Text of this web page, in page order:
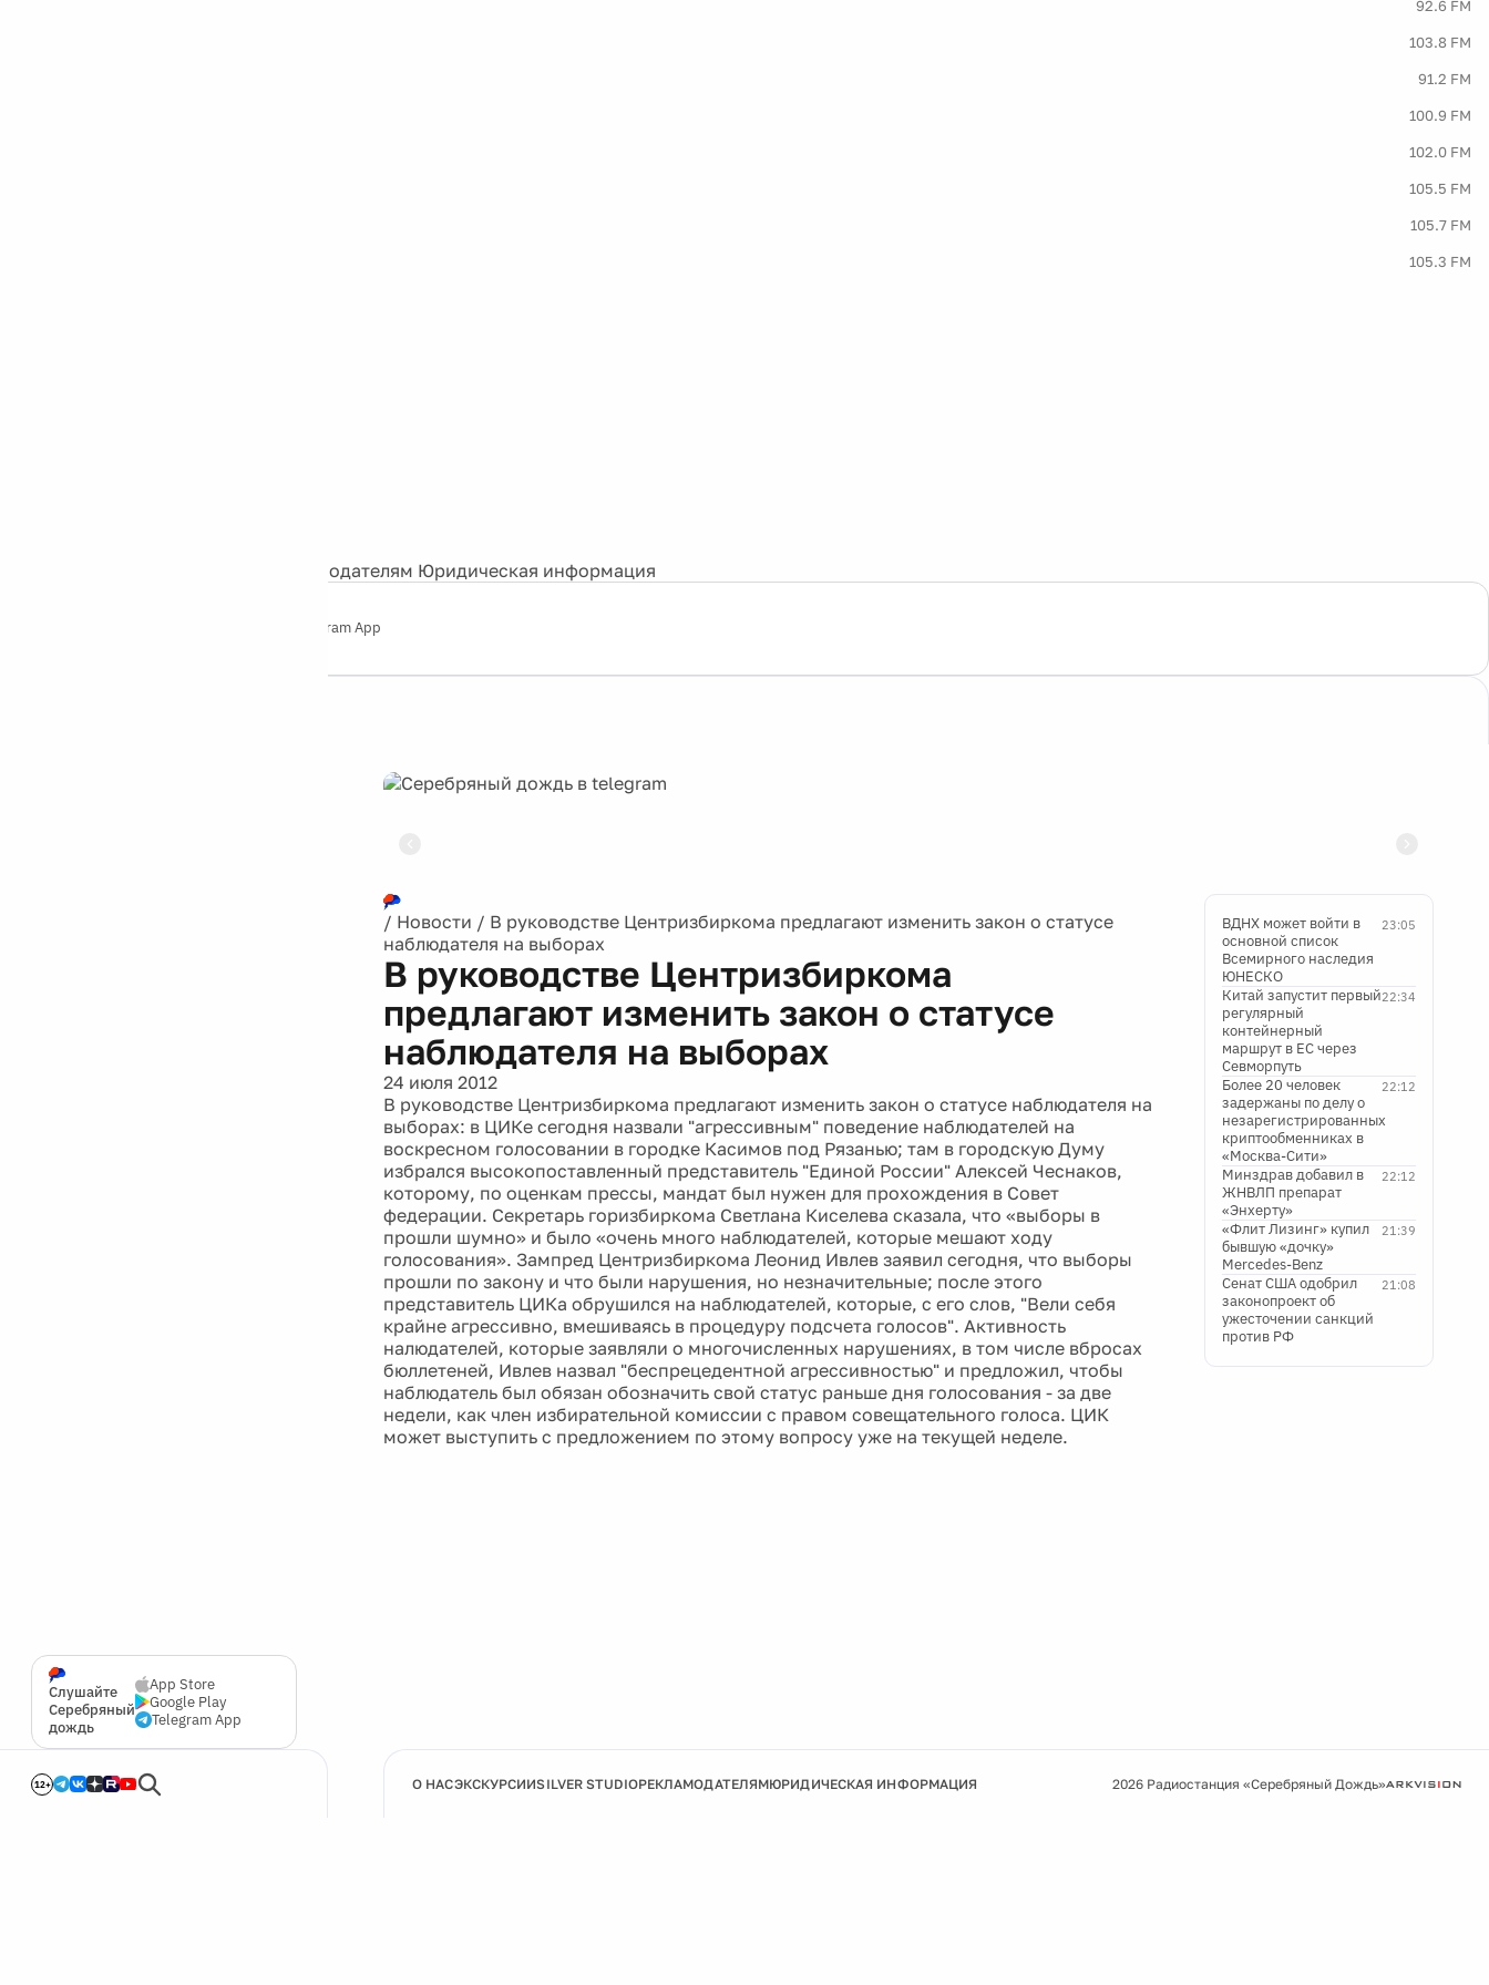
92.6 FM
103.8 FM
91.2 FM
100.9 FM
102.0 FM
105.5 FM
105.7 FM
105.3 FM
Рекламодателям Юридическая информация
Telegram App
Слушайте
Серебряный
дождь
App Store
Google Play
Telegram App
12+
/ Новости / В руководстве Центризбиркома предлагают изменить закон о статусе
наблюдателя на выборах
В руководстве Центризбиркома
предлагают изменить закон о статусе
наблюдателя на выборах
24 июля 2012
В руководстве Центризбиркома предлагают изменить закон о статусе наблюдателя на
выборах: в ЦИКе сегодня назвали "агрессивным" поведение наблюдателей на
воскресном голосовании в городке Касимов под Рязанью; там в городскую Думу
избрался высокопоставленный представитель "Единой России" Алексей Чеснаков,
которому, по оценкам прессы, мандат был нужен для прохождения в Совет
федерации. Секретарь горизбиркома Светлана Киселева сказала, что «выборы в
прошли шумно» и было «очень много наблюдателей, которые мешают ходу
голосования». Зампред Центризбиркома Леонид Ивлев заявил сегодня, что выборы
прошли по закону и что были нарушения, но незначительные; после этого
представитель ЦИКа обрушился на наблюдателей, которые, с его слов, "Вели себя
крайне агрессивно, вмешиваясь в процедуру подсчета голосов". Активность
налюдателей, которые заявляли о многочисленных нарушениях, в том числе вбросах
бюллетеней, Ивлев назвал "беспрецедентной агрессивностью" и предложил, чтобы
наблюдатель был обязан обозначить свой статус раньше дня голосования - за две
недели, как член избирательной комиссии с правом совещательного голоса. ЦИК
может выступить с предложением по этому вопросу уже на текущей неделе.
23:05
ВДНХ может войти в
основной список
Всемирного наследия
ЮНЕСКО
22:34
Китай запустит первый
регулярный
контейнерный
маршрут в ЕС через
Севморпуть
22:12
Более 20 человек
задержаны по делу о
незарегистрированных
криптообменниках в
«Москва-Сити»
22:12
Минздрав добавил в
ЖНВЛП препарат
«Энхерту»
21:39
«Флит Лизинг» купил
бывшую «дочку»
Mercedes-Benz
21:08
Сенат США одобрил
законопроект об
ужесточении санкций
против РФ
О НАСЭКСКУРСИИSILVER STUDIOРЕКЛАМОДАТЕЛЯМЮРИДИЧЕСКАЯ ИНФОРМАЦИЯ 2026 Радиостанция «Серебряный Дождь»